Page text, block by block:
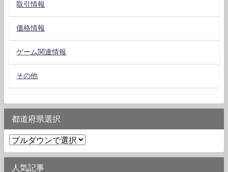
取引情報
価格情報
ゲーム関連情報
その他
都道府県選択
人気記事